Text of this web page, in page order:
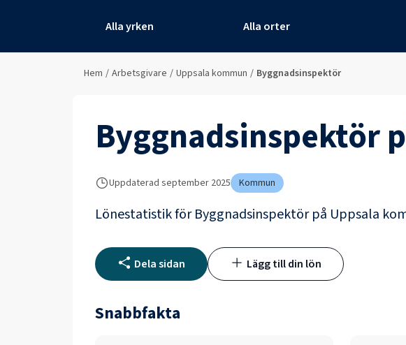
Alla yrken Alla orter
Hem / Arbetsgivare / Uppsala kommun / Byggnadsinspektör
Byggnadsinspektör
Uppdaterad september 2025 Kommun
Lönestatistik förByggnadsinspektörpå Uppsala
Dela sidan Lägg till din lön
Snabbfakta